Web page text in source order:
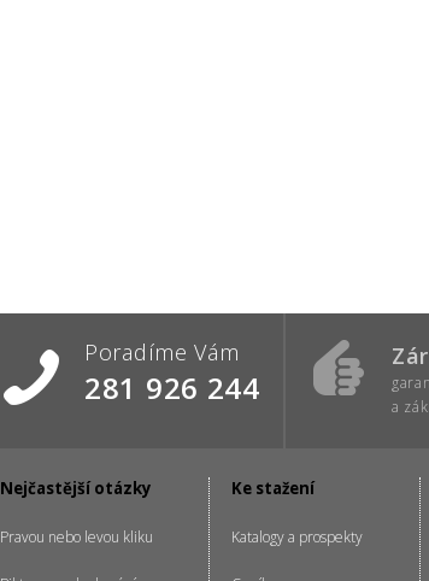
Poradíme Vám
281 926 244
a
Nejčastější otázky
Pravou nebo levou kliku
Ke stažení
Katalogy a prospekty